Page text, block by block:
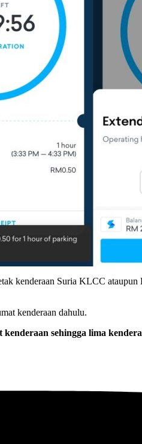
kenderaan Suria KLCC
kenderaan dahulu.
sehingga lima